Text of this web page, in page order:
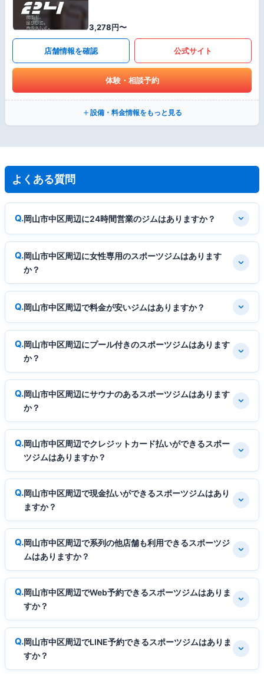
3,278円〜
店舗情報を確認 公式サイト
体験・相談予約
設備・料金情報をもっと見る
よくある質問
岡山市中区周辺に24時間営業のジムはありますか？
岡山市中区周辺に女性専用のスポーツジムはあります
か？
岡山市中区周辺で料金が安いジムはありますか？
岡山市中区周辺にプール付きのスポーツジムはあります
か？
岡山市中区周辺にサウナのあるスポーツジムはあります
か？
岡山市中区周辺でクレジットカード払いができるスポー
ツジムはありますか？
岡山市中区周辺で現金払いができるスポーツジムはあり
ますか？
岡山市中区周辺で系列の他店舗も利用できるスポーツジ
ムはありますか？
岡山市中区周辺でWeb予約できるスポーツジムはありま
すか？
岡山市中区周辺でLINE予約できるスポーツジムはありま
すか？